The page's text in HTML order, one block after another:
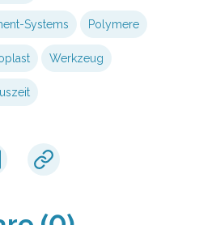
Systems Polymere
Werkzeug